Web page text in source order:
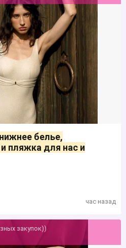
белье,
пляжка для нас и
час назад
закупок))